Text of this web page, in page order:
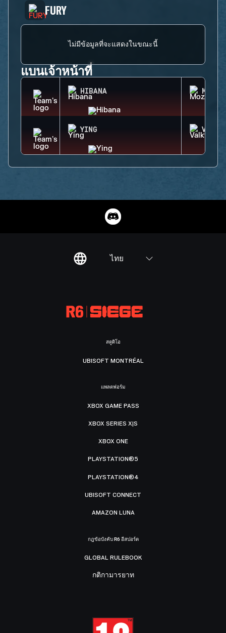
FURY
ไม่มีข้อมูลที่จะแสดงในขณะนี้
แบนเจ้าหน้าที่
HIBANA
YING
ไทย
สตูดิโอ
UBISOFT MONTRÉAL
แพลตฟอร์ม
XBOX GAME PASS
XBOX SERIES X|S
XBOX ONE
PLAYSTATION®5
PLAYSTATION®4
UBISOFT CONNECT
AMAZON LUNA
กฎข้อบังคับ R6 อีสปอร์ต
GLOBAL RULEBOOK
กติกามารยาท